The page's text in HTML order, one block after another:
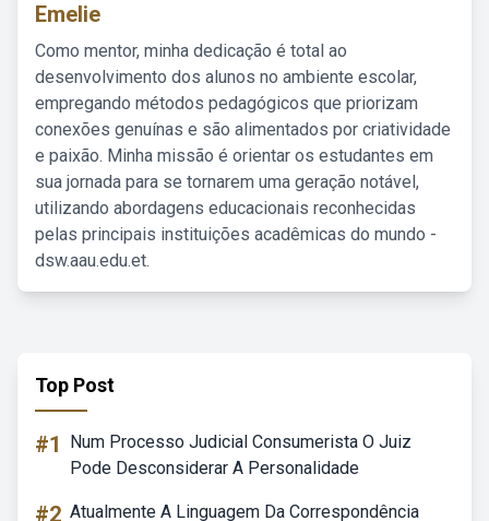
Emelie
Como mentor, minha dedicação é total ao
desenvolvimento dos alunos no ambiente escolar,
empregando métodos pedagógicos que priorizam
conexões genuínas e são alimentados por criatividade
e paixão. Minha missão é orientar os estudantes em
sua jornada para se tornarem uma geração notável,
utilizando abordagens educacionais reconhecidas
pelas principais instituições acadêmicas do mundo -
dsw.aau.edu.et.
Top Post
#1
Num Processo Judicial Consumerista O Juiz
Pode Desconsiderar A Personalidade
#2 Atualmente A Linguagem Da Correspondência